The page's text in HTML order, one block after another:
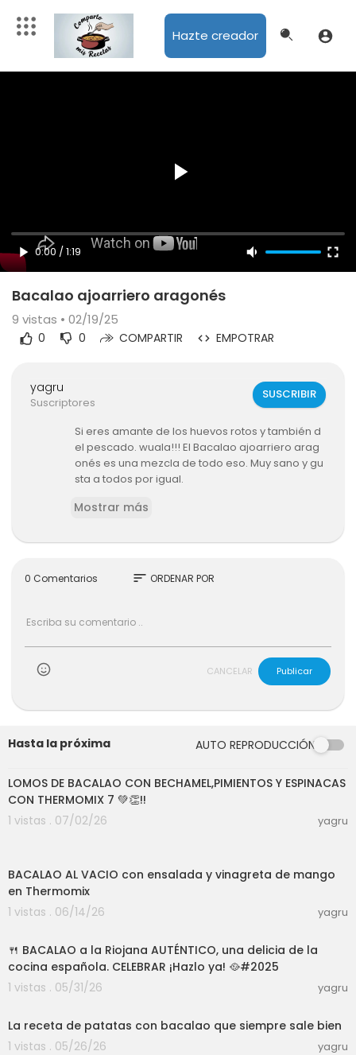
Hazte creador
0:00 /1:19
Bacalao ajoarriero aragonés
9 vistas • 02/19/25
0 0 COMPARTIR EMPOTRAR
yagru
Suscriptores
SUSCRIBIR
Si eres amante de los huevos rotos y también d
el pescado. wuala!!! El Bacalao ajoarriero arag
onés es una mezcla de todo eso. Muy sano y gu
sta a todos por igual.
Muy importante es que en cuanto pongáis las y
istos para comer para que mantenga esa jugo
#bacalao #cod #fish #pescado #bacalaoajo
Mostrar más
0 Comentarios sort ORDENAR POR
CANCELAR Publicar
Hasta la próxima AUTO REPRODUCCIÓN
10:35
LOMOS DE BACALAO CON BECHAMEL,PIMIENTOS Y ESPINACAS
CON THERMOMIX 7 💚👏!!
1 vistas . 07/02/26
yagru
BACALAO AL VACIO con ensalada y vinagreta de mango
en Thermomix
1 vistas . 06/14/26
yagru
🍴 BACALAO a la Riojana AUTÉNTICO, una delicia de la
cocina española. CELEBRAR ¡Hazlo ya! 🥘#2025
1 vistas . 05/31/26
yagru
La receta de patatas con bacalao que siempre sale bien
1 vistas . 05/26/26
yagru